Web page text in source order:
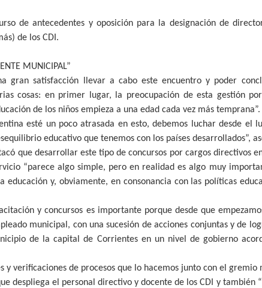
de antecedentes y oposición para la designación de
de los CDI.
MUNICIPAL”
gran satisfacción llevar a cabo este encuentro y poder
cosas: en primer lugar, la preocupación de esta gestión
de los niños empieza a una edad cada vez más temprana”.
esté un poco atrasada en esto, debemos luchar desde el
educativo que tenemos con los países desarrollados”,
que desarrollar este tipo de concursos por cargos directivos
“parece algo simple, pero en realidad es algo muy
y, obviamente, en consonancia con las políticas
y concursos es importante porque desde que
municipal, con una sucesión de acciones conjuntas y de
de la capital de Corrientes en un nivel de gobierno
y verificaciones de procesos que lo hacemos junto con el gremio
despliega el personal directivo y docente de los CDI y también